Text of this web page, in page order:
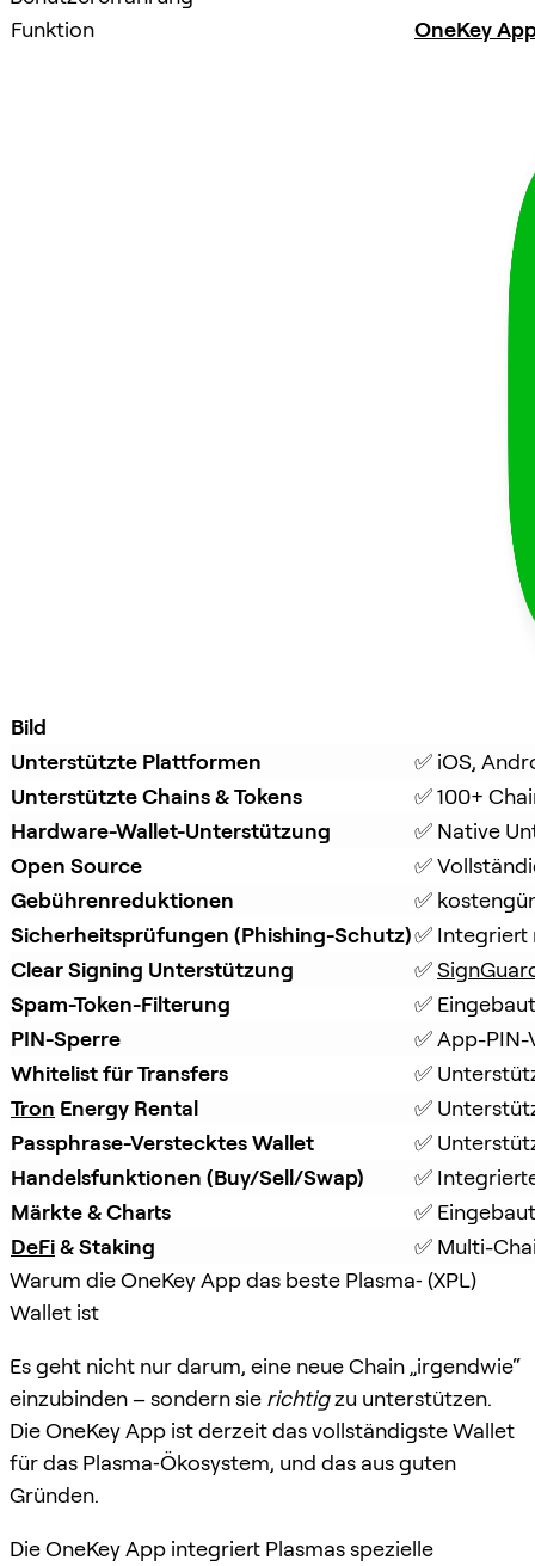
Funktion
OneKey
Bild
Unterstützte Plattformen
✅ iOS,
Unterstützte Chains & Tokens
✅ 100+
Hardware-Wallet-Unterstützung
✅ Native
Open Source
✅
Gebührenreduktionen
✅
Sicherheitsprüfungen (Phishing-Schutz)✅
Clear Signing Unterstützung
✅
Spam-Token-Filterung
✅
PIN-Sperre
✅ App-
Whitelist für Transfers
✅
Tron Energy Rental
✅
Passphrase-Verstecktes Wallet
✅
Handelsfunktionen (Buy/Sell/Swap)
✅
Märkte & Charts
✅
DeFi & Staking
✅ Multi-
Warum die OneKey App das beste Plasma‑ (XPL)
Wallet ist
Es geht nicht nur darum, eine neue Chain „irgendwie“
einzubinden – sondern sie richtigzu unterstützen.
Die OneKey App ist derzeit das vollständigste Wallet
für das Plasma‑Ökosystem, und das aus guten
Gründen.
Die OneKey App integriert Plasmas spezielle